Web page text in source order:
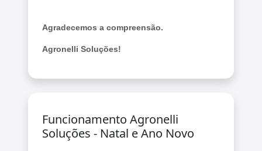
Agradecemos a compreensão.
Agronelli Soluções!
Funcionamento Agronelli
Soluções - Natal e Ano Novo